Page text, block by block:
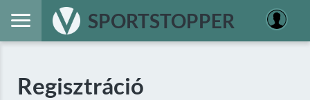
SPORTSTOPPER
Regisztráció